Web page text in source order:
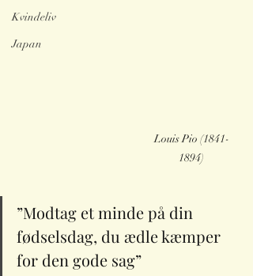
Kvindeliv
Japan
Louis Pio (1841-
1894)
”Modtag et minde på din
fødselsdag, du ædle kæmper
for den gode sag”